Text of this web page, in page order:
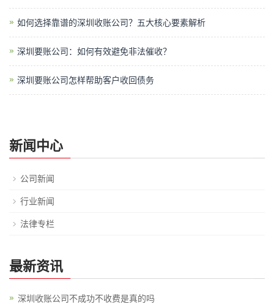
如何选择靠谱的深圳收账公司？五大核心要素解析
深圳要账公司：如何有效避免非法催收？
深圳要账公司怎样帮助客户收回债务
新闻中心
公司新闻
行业新闻
法律专栏
最新资讯
深圳收账公司不成功不收费是真的吗